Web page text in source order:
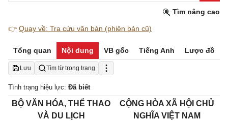
Tìm nâng cao
👉 Quay về: Tra cứu văn bản (phiên bản cũ)
Tổng quan Nội dung VB gốc Tiếng Anh Lược đồ
Lưu Tìm từ trong trang
Tình trạng hiệu lực: Đã biết
BỘ VĂN HÓA, THỂ THAO
VÀ DU LỊCH
CỘNG HÒA XÃ HỘI CHỦ
NGHĨA VIỆT NAM